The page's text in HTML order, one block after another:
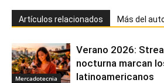
Artículos relacionados Más del
Mercadotecnia
Verano 2026:
nocturna marcan
latinoamericanos